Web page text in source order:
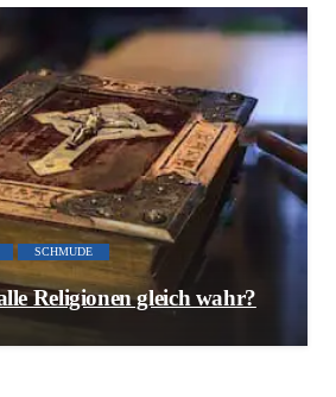
SCHMUDE
Religionen gleich wahr?